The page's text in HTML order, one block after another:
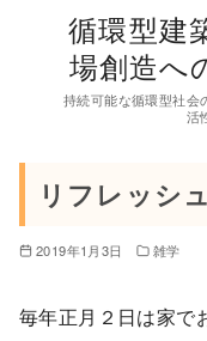
循環型建
場創造へ
持続可能な循環型社会
活
リフレッシ
2019年1月3日 雑学
毎年正月２日は家で